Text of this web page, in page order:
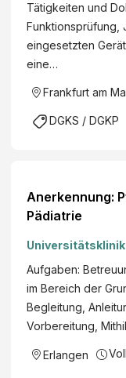
Tätigkeiten und
Funktionsprüfung,
eingesetzten
eine…
Frankfurt am
DGKS / DGKP
Anerkennung:
Pädiatrie
Aufgaben:
im Bereich der
Begleitung,
Vorbereitung,
Erlangen